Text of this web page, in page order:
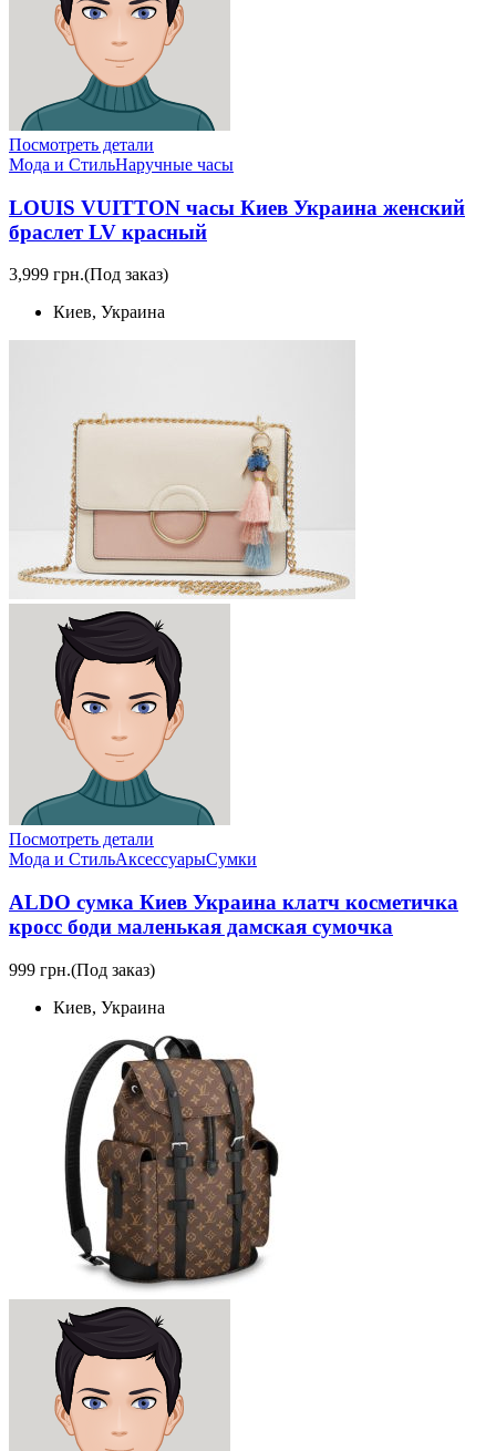
Посмотреть детали
Мода и СтильНаручные часы
LOUIS VUITTON часы Киев Украина женский
браслет LV красный
3,999 грн.(Под заказ)
Киев, Украина
Посмотреть детали
Мода и СтильАксессуарыСумки
ALDO сумка Киев Украина клатч коcметичка
кросс боди маленькая дамская сумочка
999 грн.(Под заказ)
Киев, Украина